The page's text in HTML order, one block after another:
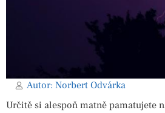
Autor: Norbert Odvárka
Určitě si alespoň matně pamatujete